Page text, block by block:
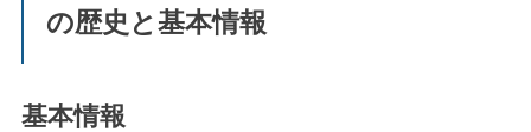
の歴史と基本情報
基本情報